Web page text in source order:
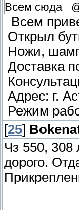
Всем сюда
Всем
Открыл
Ножи,
Доставка
Адрес: г.
Режим
[25]
Чз 550,
дорого.